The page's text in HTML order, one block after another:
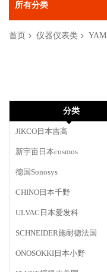
所有分类
首页 仪器仪表类
分类
JIKCO日本吉高
新宇亩日本cosmos
德国Sonosys
CHINO日本千野
ULVAC日本爱发科
SCHNEIDER施耐德法国
ONOSOKKI日本小野